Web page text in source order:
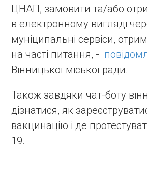
ЦНАП, замовити та/або
в електронному вигляді
муніципальні сервіси,
на часті питання, -
Вінницької міської ради.
Також завдяки чат-боту
дізнатися, як
вакцинацію і де
19.